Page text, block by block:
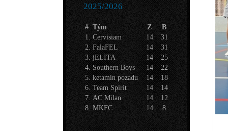
2025/2026
# Tým Z
B
1. Cervisiam 14
31
2. FalaFEL 14
31
3. jELITA 14
25
4. Southern Boys 14
22
5. ketamin pozadu 14
18
6. Team Spirit 14
14
7. AC Milan 14
12
8. MKFC 14 8